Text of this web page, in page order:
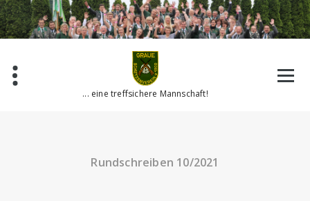
Zum
Inhalt
springen
... eine treffsichere Mannschaft!
Rundschreiben 10/2021